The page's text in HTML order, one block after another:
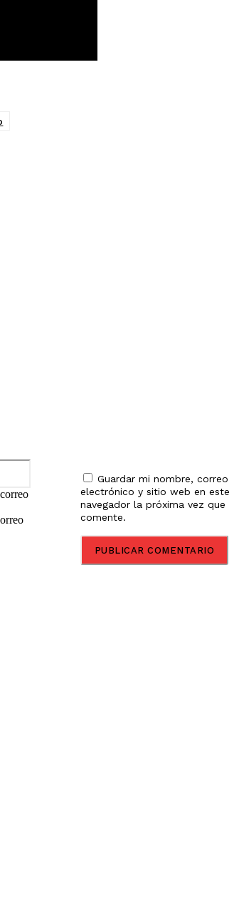
Correo
electrónico:*
Guardar mi nombre, correo
electrónico y sitio web en este
navegador la próxima vez que
comente.